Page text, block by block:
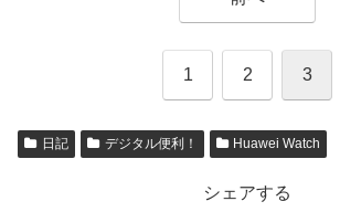
1 2 3
日記 デジタル便利！ Huawei Watch
シェアする